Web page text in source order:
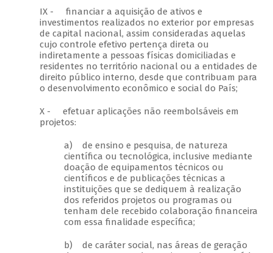
IX - financiar a aquisição de ativos e
investimentos realizados no exterior por empresas
de capital nacional, assim consideradas aquelas
cujo controle efetivo pertença direta ou
indiretamente a pessoas físicas domiciliadas e
residentes no território nacional ou a entidades de
direito público interno, desde que contribuam para
o desenvolvimento econômico e social do País;
X - efetuar aplicações não reembolsáveis em
projetos:
a) de ensino e pesquisa, de natureza
científica ou tecnológica, inclusive mediante
doação de equipamentos técnicos ou
científicos e de publicações técnicas a
instituições que se dediquem à realização
dos referidos projetos ou programas ou
tenham dele recebido colaboração financeira
com essa finalidade específica;
b) de caráter social, nas áreas de geração